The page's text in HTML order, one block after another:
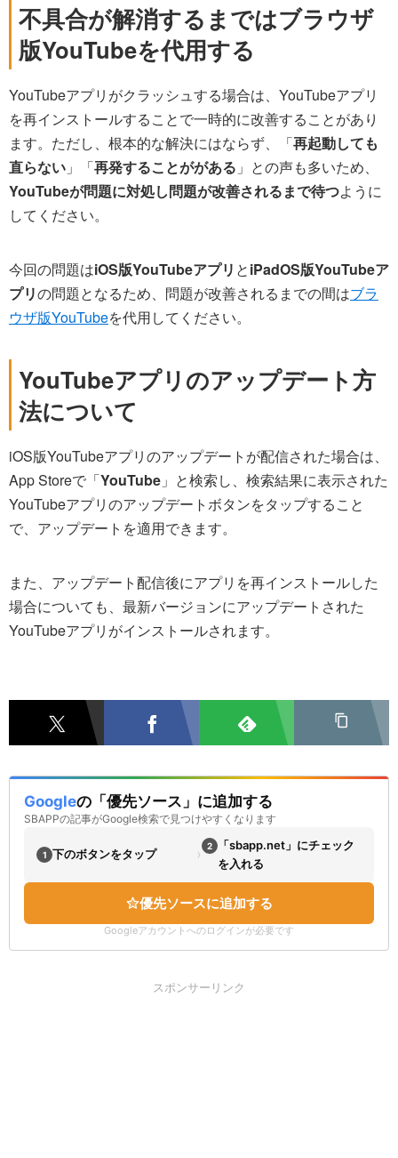
不具合が解消するまではブラウザ
版YouTubeを代用する
YouTubeアプリがクラッシュする場合は、YouTubeアプリ
を再インストールすることで一時的に改善することがあり
ます。ただし、根本的な解決にはならず、「再起動しても
直らない 」「再発することががある 」との声も多いため、
YouTubeが問題に対処し問題が改善されるまで待つように
してください。
今回の問題はiOS版YouTubeアプリ とiPadOS版YouTubeア
プリの問題となるため、問題が改善されるまでの間はブラ
ウザ版YouTubeを代用してください。
YouTubeアプリのアップデート方
法について
iOS版YouTubeアプリのアップデートが配信された場合は、
App Storeで「YouTube 」と検索し、検索結果に表示された
YouTubeアプリのアップデートボタンをタップすること
で、アップデートを適用できます。
また、アップデート配信後にアプリを再インストールした
場合についても、最新バージョンにアップデートされた
YouTubeアプリがインストールされます。
Googleの「優先ソース」に追加する
SBAPPの記事がGoogle検索で見つけやすくなります
1 下のボタンをタップ › 2
「sbapp.net」にチェック
を入れる
優先ソースに追加する
Googleアカウントへのログインが必要です
スポンサーリンク